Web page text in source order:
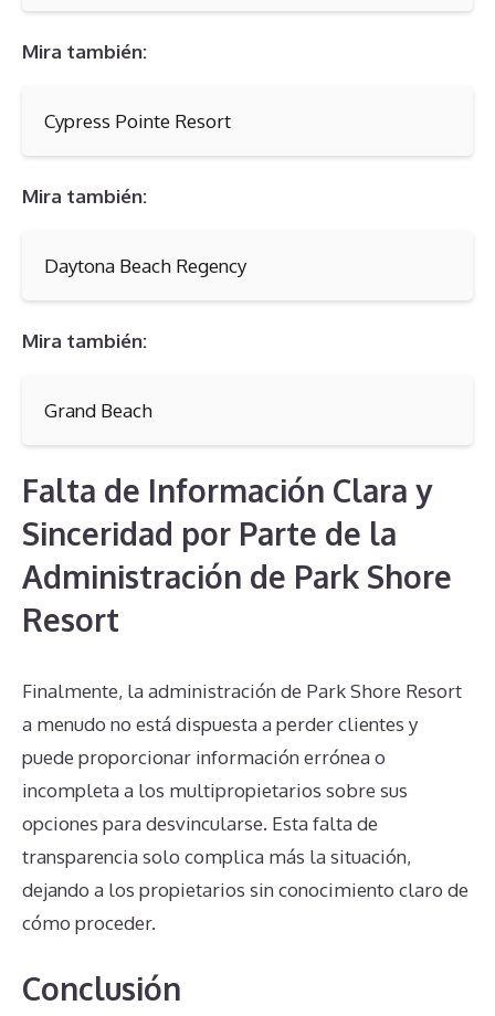
Mira también:
Cypress Pointe Resort
Mira también:
Daytona Beach Regency
Mira también:
Grand Beach
Falta de Información Clara y
Sinceridad por Parte de la
Administración de Park Shore
Resort
Finalmente, la administración de Park Shore Resort
a menudo no está dispuesta a perder clientes y
puede proporcionar información errónea o
incompleta a los multipropietarios sobre sus
opciones para desvincularse. Esta falta de
transparencia solo complica más la situación,
dejando a los propietarios sin conocimiento claro de
cómo proceder.
Conclusión